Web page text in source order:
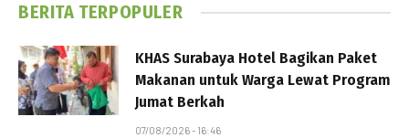
BERITA TERPOPULER
KHAS Surabaya Hotel Bagikan Paket
Makanan untuk Warga Lewat Program
Jumat Berkah
07/08/2026 - 16:46